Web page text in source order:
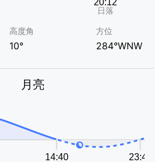
高度角
10°
方位
284°WNW
月亮